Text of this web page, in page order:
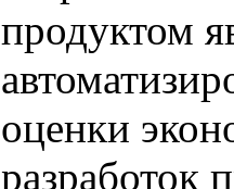
продуктом
оценки
разработок